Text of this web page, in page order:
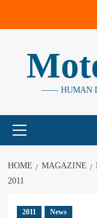
—— HUMAN
principale
HOME MAGAZINE
2011
2011 News